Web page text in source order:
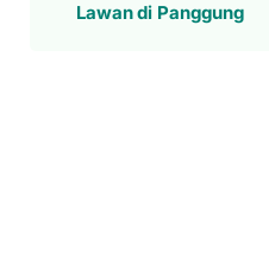
Lawan di Panggung